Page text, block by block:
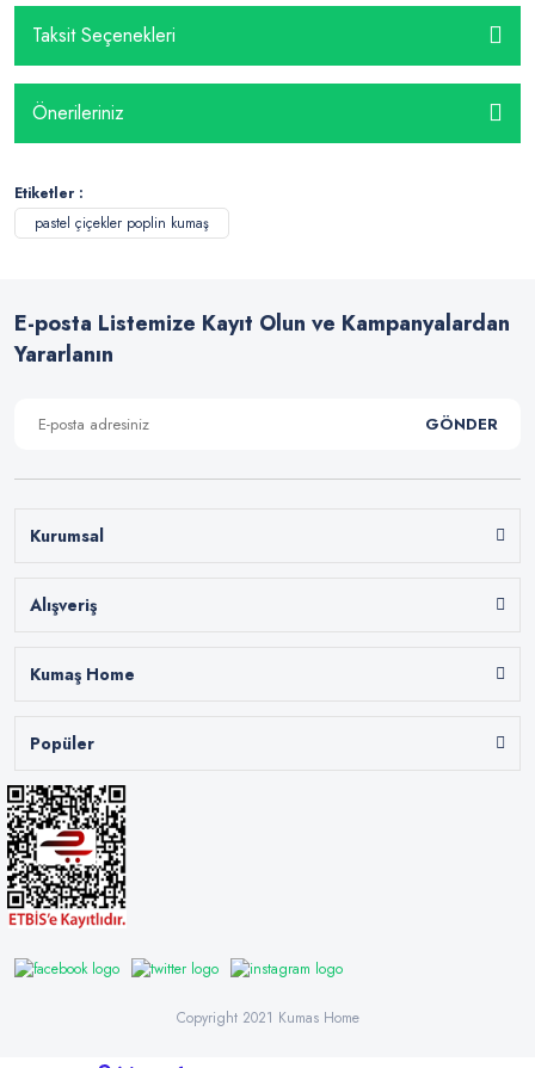
Taksit Seçenekleri
Önerileriniz
Etiketler :
pastel çiçekler poplin kumaş
E-posta Listemize Kayıt Olun ve Kampanyalardan
Yararlanın
GÖNDER
Kurumsal
Alışveriş
Kumaş Home
Popüler
Copyright 2021 Kumas Home